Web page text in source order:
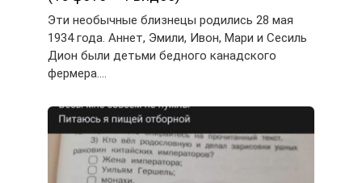
Эти необычные близнецы родились 28 мая
1934 года. Аннет, Эмили, Ивон, Мари и Сесиль
Дион были детьми бедного канадского
фермера….